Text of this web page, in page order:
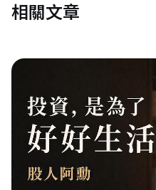
相關文章